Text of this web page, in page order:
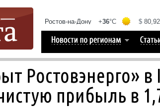
Ростовэнерго» в
прибыль в